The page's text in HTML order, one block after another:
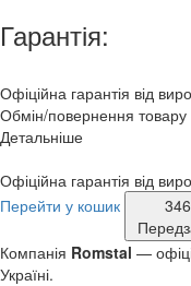
Гарантія:
Офіційна гарантія від
Обмін/повернення товару
Детальніше
Офіційна гарантія від
Перейти у кошик
Компанія Romstal —
Україні.